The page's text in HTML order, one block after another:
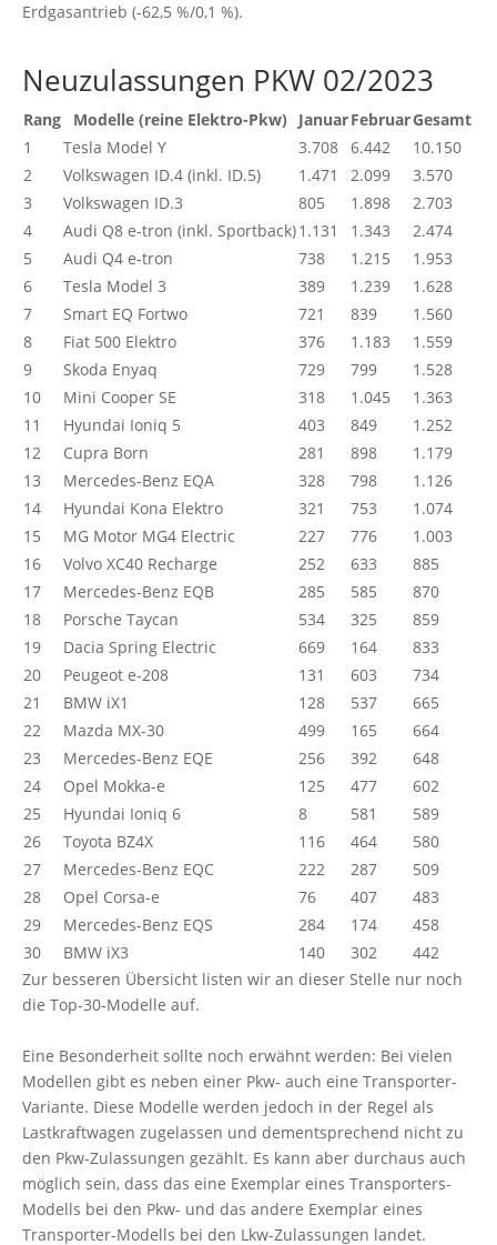
Erdgasantrieb (-62,5 %/0,1 %).
Neuzulassungen PKW 02/2023
Rang Modelle (reine Elektro-Pkw) JanuarFebruarGesamt
1
Tesla Model Y 3.708 6.442
10.150
2
Volkswagen ID.4 (inkl. ID.5) 1.471 2.099
3.570
3
Volkswagen ID.3 805 1.898
2.703
4
Audi Q8 e-tron (inkl. Sportback)1.131 1.343
2.474
5
Audi Q4 e-tron 738 1.215
1.953
6
Tesla Model 3 389 1.239
1.628
7
Smart EQ Fortwo 721 839
1.560
8
Fiat 500 Elektro 376 1.183
1.559
9
Skoda Enyaq 729 799
1.528
10
Mini Cooper SE 318 1.045
1.363
11
Hyundai Ioniq 5 403 849
1.252
12
Cupra Born 281 898
1.179
13
Mercedes-Benz EQA 328 798
1.126
14
Hyundai Kona Elektro 321 753
1.074
15
MG Motor MG4 Electric 227 776
1.003
16
Volvo XC40 Recharge 252 633
885
17
Mercedes-Benz EQB 285 585
870
18
Porsche Taycan 534 325
859
19
Dacia Spring Electric 669 164
833
20
Peugeot e-208 131 603
734
21
BMW iX1 128 537
665
22
Mazda MX-30 499 165
664
23
Mercedes-Benz EQE 256 392
648
24
Opel Mokka-e 125 477
602
25
Hyundai Ioniq 6 8 581
589
26
Toyota BZ4X 116 464
580
27
Mercedes-Benz EQC 222 287
509
28
Opel Corsa-e 76 407
483
29
Mercedes-Benz EQS 284 174
458
30
BMW iX3 140 302
442
Zur besseren Übersicht listen wir an dieser Stelle nur noch
die Top-30-Modelle auf.
Eine Besonderheit sollte noch erwähnt werden: Bei vielen
Modellen gibt es neben einer Pkw- auch eine Transporter-
Variante. Diese Modelle werden jedoch in der Regel als
Lastkraftwagen zugelassen und dementsprechend nicht zu
den Pkw-Zulassungen gezählt. Es kann aber durchaus auch
möglich sein, dass das eine Exemplar eines Transporters-
Modells bei den Pkw- und das andere Exemplar eines
Transporter-Modells bei den Lkw-Zulassungen landet.